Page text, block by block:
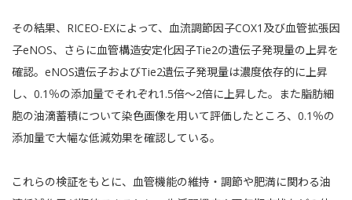
その結果、RICEO-EXによって、血流調節因子COX1及び血管拡張因
子eNOS、さらに血管構造安定化因子Tie2の遺伝子発現量の上昇を
確認。eNOS遺伝子およびTie2遺伝子発現量は濃度依存的に上昇
し、0.1％の添加量でそれぞれ1.5倍～2倍に上昇した。また脂肪細
胞の油滴蓄積について染色画像を用いて評価したところ、0.1％の
添加量で大幅な低減効果を確認している。
これらの検証をもとに、血管機能の維持・調節や肥満に関わる油